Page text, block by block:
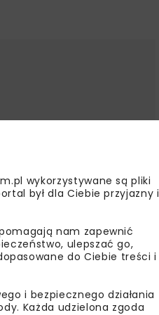
wzrost o 13,5%
do 1,765 mld euro.
mln euro rok wcześniej.
wykorzystywane są pliki
był dla Ciebie przyjazny i
nam zapewnić
ulepszać go,
do Ciebie treści i
i bezpiecznego działania
Każda udzielona zgoda